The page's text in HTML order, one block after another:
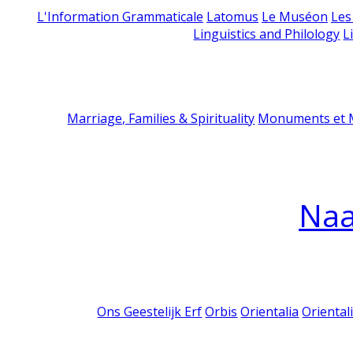
L'Information Grammaticale Latomus Le Muséon
Linguistics and Philology
Marriage, Families & Spirituality Monuments et
Ons Geestelijk Erf Orbis Orientalia